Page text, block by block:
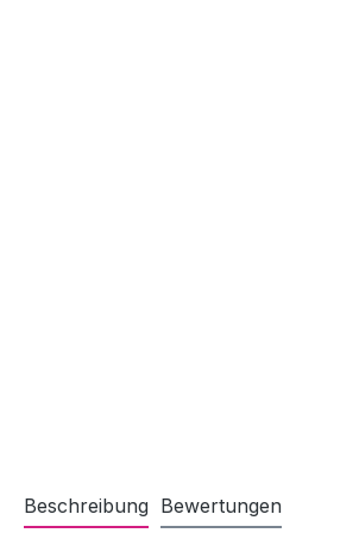
Beschreibung Bewertungen